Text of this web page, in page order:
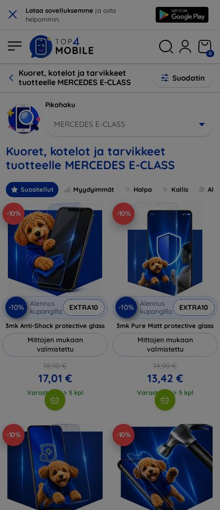
× Lataa sovelluksemme ja osta
helpommin.
0
Kuoret, kotelot ja tarvikkeet
tuotteelle MERCEDES E-CLASS
Suodatin
Pikahaku
MERCEDES E-CLASS
Kuoret, kotelot ja tarvikkeet
tuotteelle MERCEDES E-CLASS
Suositellut Myydyimmät Halpa Kallis
-10%
-10%
Alennus
kupongilla
EXTRA10
3mk Anti-Shock protective glass
Mittojen mukaan
valmistettu
18,90 €
17,01 €
Varastossa > 5 kpl
-10%
-10%
Alennus
kupongilla
EXTRA10
3mk Pure Matt protective glass
Mittojen mukaan
valmistettu
14,90 €
13,42 €
Varastossa > 5 kpl
-10% -10%